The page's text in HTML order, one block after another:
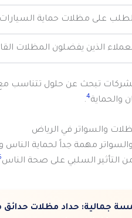
الطلب على مظلات حماية السيارات
الذين يفضلون المظلات
تبحث عن حلول تتناسب
والحماية4
.
والسواتر في الرياض
التأثير السلبي على صحة الناس
جمالية: حداد مظلات